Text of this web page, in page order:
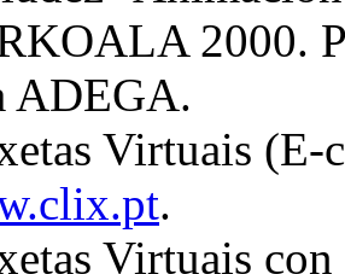
2000.
ADEGA.
Virtuais
.
Virtuais con